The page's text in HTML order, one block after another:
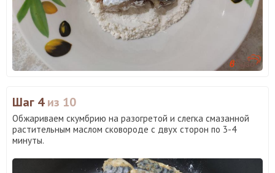
Шаг 4из 10
Обжариваем скумбрию на разогретой и слегка смазанной
растительным маслом сковороде с двух сторон по 3-4
минуты.